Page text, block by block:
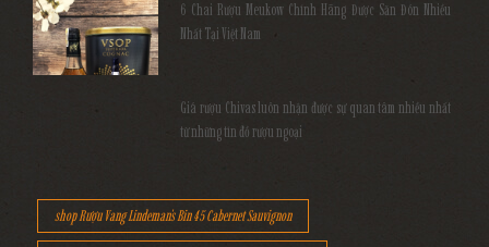
6 Chai Rượu Meukow Chính Hãng Được Săn Đón Nhiều
Nhất Tại Việt Nam
Giá rượu Chivas luôn nhận được sự quan tâm nhiều nhất
từ những tín đồ rượu ngoại
shop Rượu Vang Lindeman's Bin 45 Cabernet Sauvignon